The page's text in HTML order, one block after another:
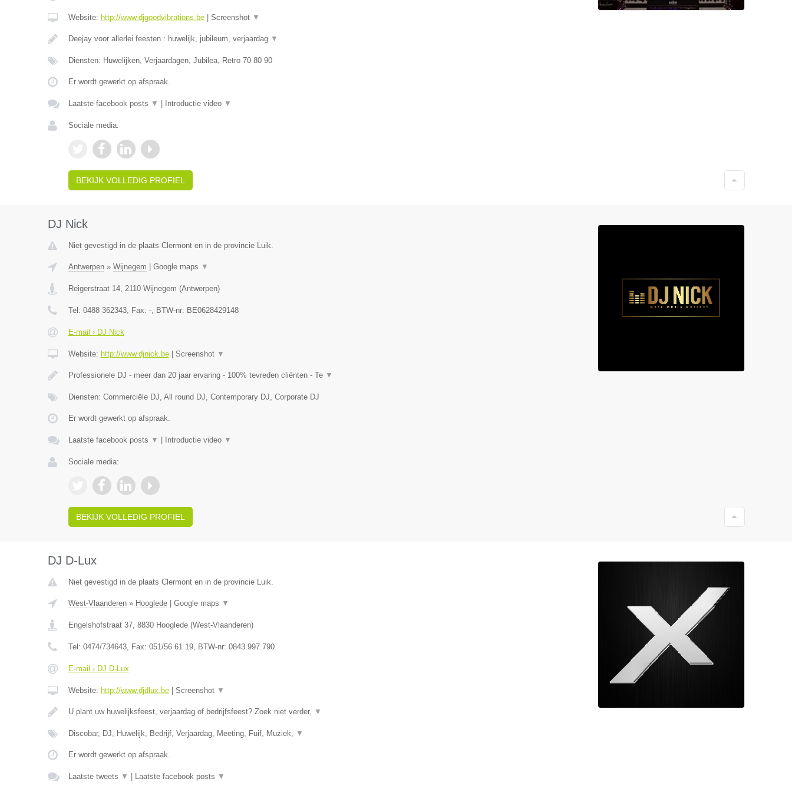
Website: http://www.djgoodvibrations.be| Screenshot ▼
Deejay voor allerlei feesten : huwelijk, jubileum, verjaardag ▼
Diensten: Huwelijken, Verjaardagen, Jubilea, Retro 70 80 90
Er wordt gewerkt op afspraak.
Laatste facebook posts ▼ Introductie video ▼
Sociale media:
BEKIJK VOLLEDIG PROFIEL
DJ Nick
Niet gevestigd in de plaats Clermont en in de provincie Luik.
Antwerpen» Wijnegem Google maps ▼
Reigerstraat 14, 2110 Wijnegem (Antwerpen)
Tel: 0488 362343, Fax: -, BTW-nr: BE0628429148
E-mail › DJ Nick
Website: http://www.djnick.be| Screenshot ▼
Professionele DJ - meer dan 20 jaar ervaring - 100% tevreden cliënten - Te ▼
Diensten: Commerciële DJ, All round DJ, Contemporary DJ, Corporate DJ
Er wordt gewerkt op afspraak.
Laatste facebook posts ▼ Introductie video ▼
Sociale media:
BEKIJK VOLLEDIG PROFIEL
DJ D-Lux
Niet gevestigd in de plaats Clermont en in de provincie Luik.
West-Vlaanderen» Hooglede| Google maps ▼
Engelshofstraat 37, 8830 Hooglede(West-Vlaanderen)
Tel: 0474/734643, Fax: 051/56 61 19, BTW-nr: 0843.997.790
E-mail › DJ D-Lux
Website: http://www.djdlux.be| Screenshot ▼
U plant uw huwelijksfeest, verjaardag of bedrijfsfeest? Zoek niet verder, ▼
Discobar, DJ, Huwelijk, Bedrijf, Verjaardag, Meeting, Fuif, Muziek, ▼
Er wordt gewerkt op afspraak.
Laatste tweets ▼ Laatste facebook posts ▼